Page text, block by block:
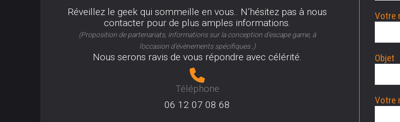
Réveillez le geek qui sommeille en vous.. N’hésitez pas à nous
contacter pour de plus amples informations.
(Proposition de partenariats, informations sur la conception d’escape game, à
l’occasion d’évènements spécifiques..)
Nous serons ravis de vous répondre avec célérité.
Téléphone
06 12 07 08 68
Votre
Objet
Votre